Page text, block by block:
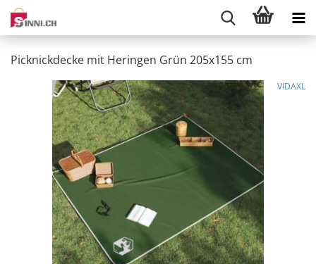
Picknickdecke mit Heringen Grün 205x155 cm
VIDAXL